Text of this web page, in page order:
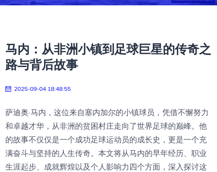
马内：从非洲小镇到足球巨星的传奇之
路与背后故事
2025-09-04 18:48:55
萨迪奥·马内，这位来自塞内加尔的小镇球员，凭借不懈努力
和卓越才华，从非洲的贫困村庄走向了世界足球的巅峰。他
的故事不仅仅是一个成功足球运动员的成长史，更是一个充
满奋斗与坚持的人生传奇。本文将从马内的早年经历、职业
生涯起步、成就辉煌以及个人影响力四个方面，深入探讨这